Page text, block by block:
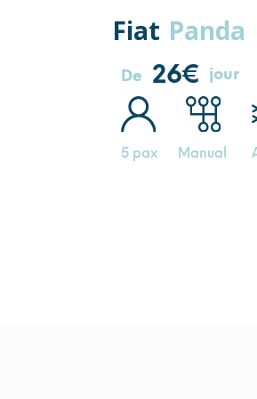
Fiat Panda
26€
De jour
5 pax Manual